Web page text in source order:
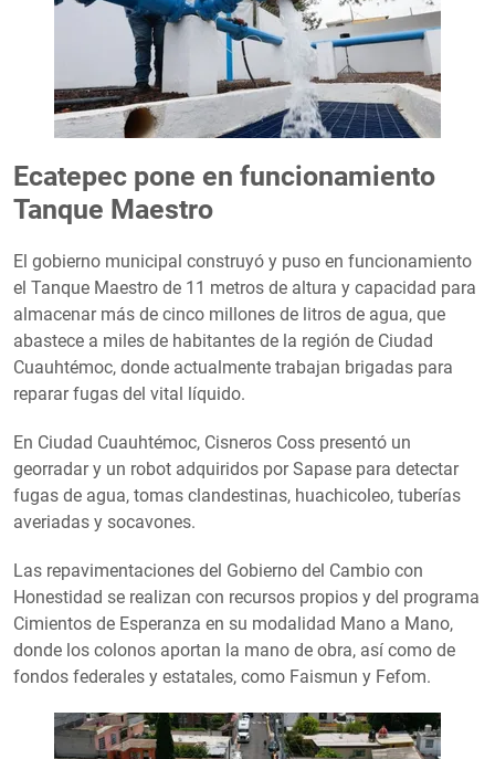
Ecatepec pone en funcionamiento
Tanque Maestro
El gobierno municipal construyó y puso en funcionamiento
el Tanque Maestro de 11 metros de altura y capacidad para
almacenar más de cinco millones de litros de agua, que
abastece a miles de habitantes de la región de Ciudad
Cuauhtémoc, donde actualmente trabajan brigadas para
reparar fugas del vital líquido.
En Ciudad Cuauhtémoc, Cisneros Coss presentó un
georradar y un robot adquiridos por Sapase para detectar
fugas de agua, tomas clandestinas, huachicoleo, tuberías
averiadas y socavones.
Las repavimentaciones del Gobierno del Cambio con
Honestidad se realizan con recursos propios y del programa
Cimientos de Esperanza en su modalidad Mano a Mano,
donde los colonos aportan la mano de obra, así como de
fondos federales y estatales, como Faismun y Fefom.